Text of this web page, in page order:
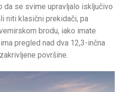
da se svime upravljalo isključivo
niti klasični prekidači, pa
brodu, iako imate
pregled nad dva 12,3-inčna
površine.